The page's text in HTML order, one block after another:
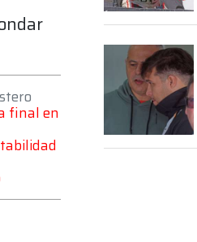
final en